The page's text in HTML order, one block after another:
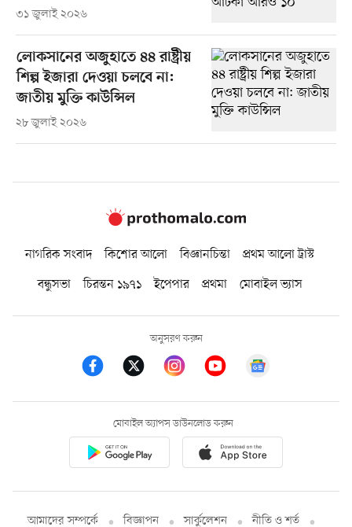
৩১ জুলাই ২০২৬
লোকসানের অজুহাতে ৪৪ রাষ্ট্রীয়
শিল্প ইজারা দেওয়া চলবে না:
জাতীয় মুক্তি কাউন্সিল
২৮ জুলাই ২০২৬
নাগরিক সংবাদ কিশোর আলো বিজ্ঞানচিন্তা
প্রথম আলো ট্রাস্ট
বন্ধুসভা
চিরন্তন ১৯৭১ ইপেপার প্রথমা মোবাইল ভ্যাস
অনুসরণ করুন
মোবাইল অ্যাপস ডাউনলোড করুন
আমাদের সম্পর্কে বিজ্ঞাপন সার্কুলেশন নীতি ও শর্ত